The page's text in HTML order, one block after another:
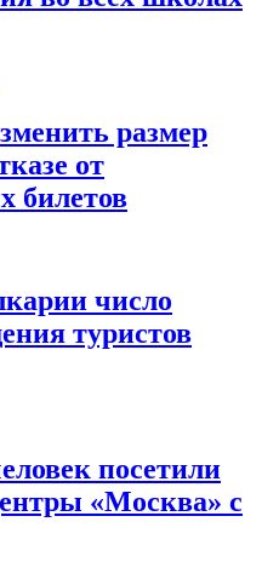
размер
от
билетов
число
туристов
посетили
«Москва» с